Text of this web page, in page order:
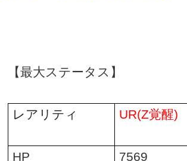
【最大ステータス】
レアリティ UR(Z覚醒)
HP 7569